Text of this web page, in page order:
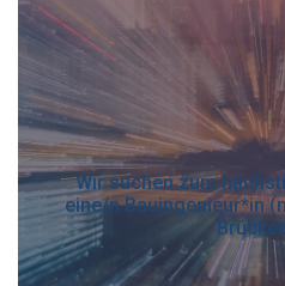
Wir suchen zum
eine/n Bauingenieur*in
In wenigen Schritten
Initiativbewerbung
untenstehende Formular aus
Dokumente hoch.
Anrede*
Vorname
Sie können sich in wenigen
bewerben. Füllen Sie das
laden Sie Ihre Dokumente
Anrede*
Vorname*
Nachname*